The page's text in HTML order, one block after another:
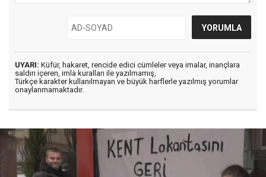
UYARI: Küfür, hakaret, rencide edici cümleler veya imalar, inançlara
saldırı içeren, imla kuralları ile yazılmamış,
Türkçe karakter kullanılmayan ve büyük harflerle yazılmış yorumlar
onaylanmamaktadır.